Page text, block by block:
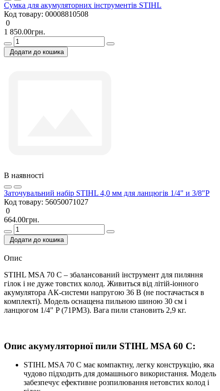
Сумка для акумуляторних інструментів STIHL
Код товару: 00008810508
0
1 850.00грн.
Додати до кошика
В наявності
Заточувальний набір STIHL 4,0 мм для ланцюгів 1/4" и 3/8"P
Код товару: 56050071027
0
664.00грн.
Додати до кошика
Опис
STIHL MSA 70 C – збалансований інструмент для пиляння
гілок і не дуже товстих колод. Живиться від літій-іонного
акумулятора АК-системи напругою 36 В (не постачається в
комплекті). Модель оснащена пильною шиною 30 см і
ланцюгом 1/4" P (71PM3). Вага пили становить 2,9 кг.
Опис акумуляторної пили STIHL MSA 60 C:
STIHL MSA 70 C має компактну, легку конструкцію, яка
чудово підходить для домашнього використання. Модель
забезпечує ефективне розпилювання нетовстих колод і